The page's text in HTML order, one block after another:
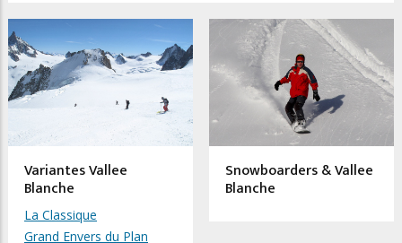
Variantes Vallee
Blanche
La Classique
Grand Envers du Plan
Snowboarders & Vallee
Blanche